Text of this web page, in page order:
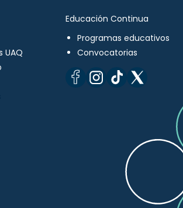
UAQ
Educación Continua
Programas educativos
Convocatorias